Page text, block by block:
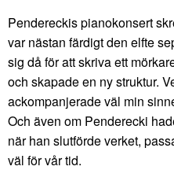
Pendereckis pianokonsert
var nästan färdigt den elfte
sig då för att skriva ett
och skapade en ny struktur.
ackompanjerade väl min
Och även om Penderecki
när han slutförde verket,
väl för vår tid.